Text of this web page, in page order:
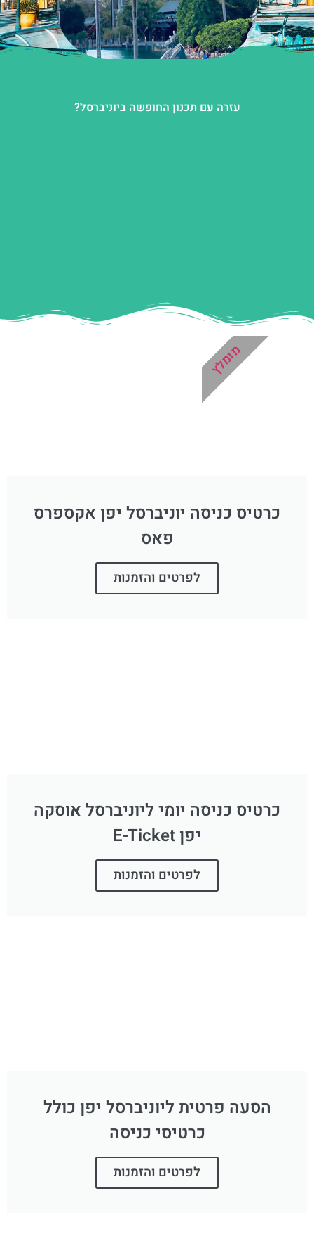
עזרה עם תכנון החופשה ביוניברסל?
כרטיס כניסה יוניברסל יפן אקספרס
פאס
לפרטים והזמנות
מומלץ
כרטיס כניסה יומי ליוניברסל אוסקה
יפן E-Ticket
לפרטים והזמנות
הסעה פרטית ליוניברסל יפן כולל
כרטיסי כניסה
לפרטים והזמנות